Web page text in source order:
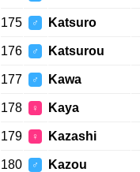
175 ♂ Katsuro
176 ♂ Katsurou
177 ♂ Kawa
178 ♀ Kaya
179 ♀ Kazashi
180 ♂ Kazou